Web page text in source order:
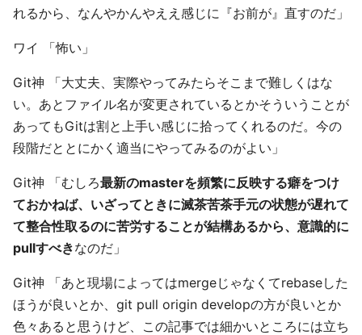
れるから、なんやかんやええ感じに『お前が』直すのだ」
ワイ 「怖い」
Git神 「大丈夫、実際やってみたらそこまで難しくはな
い。あとファイル名が変更されているとかそういうことが
あってもGitは割と上手い感じに拾ってくれるのだ。今の
段階だととにかく適当にやってみるのがよい」
Git神 「むしろ最新のmasterを頻繁に反映する癖をつけ
ておかねば、いざってときに滅茶苦茶手元の状態が遅れて
て整合性取るのに苦労することが結構あるから、意識的に
pullすべきなのだ」
Git神 「あと現場によってはmergeじゃなくてrebaseした
ほうが良いとか、git pull origin developの方が良いとか
色々あると思うけど、この記事では細かいところには立ち